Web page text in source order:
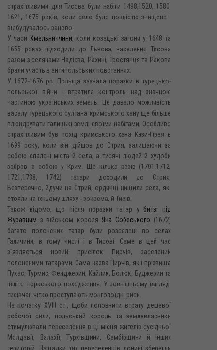
страхітливими для Тисова були набіги 1498,1520, 1580,
1621, 1675 років, коли село було повністю знищене і
відбудувалось заново.
У часи Хмельниччини, коли козацькі загони у 1648 та
1655 роках підходили до Львова, населення Тисова
разом з селянами Надієва, Рахині, Тростянця та Ракова
брали участь в антипольських повстаннях.
У 1672-1676 pp. Польща зазнала поразки в турецько-
польської війни і втратила контроль над значною
частиною українських земель. Це давало можливість
васалу турецького султана кримського хану ще більше
плюндрувати галицькі землі своїми набігами. Особливо
страхітливим був похід кримського хана Кази-Гірея в
1699 року, коли він дійшов до Стрия, залишаючи за
собою спалені міста й села, а тисячі людей й худоби
забрав із собою у Крим. Ще кілька разів (1701,1712,
1721,1738, 1742) татари доходили до Стрия.
Безперечно, йдучи на Стрий, ординці нищили села, які
стояли на їхньому шляху - зокрема, й Тисів.
Також відомо, що після поразки татар убитві під
Журавним з військом короля Яна Собеського (1672)
багато полонених татар були розселені по селах
Галичини, в тому числі і в Тисові. Саме в цей час
з`являється новий присілок Пирчів, заселений
полоненими татарами. Сама назва Пирчів, як і прізвища
Пукас, Турмис, Фенджерин, Кайлик, Болюк, Буджерин та
інші є тюркського походження. У зовнішньому вигляді
тисівчан чітко проступають монголоїдні риси.
На початку XVIII ст., щоби поповнити втрату дешевої
робочої сили, польський король та землевласники
стимулювали переселення в ці місця жителів сусідньої
Молдавії, Валахії, Турківщини, Самбірщини й інших
територій. Нащадки тих переселенців донині зберегли